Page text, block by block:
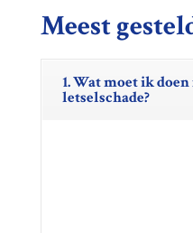
Meest
1. Wat moet ik
letselschade?